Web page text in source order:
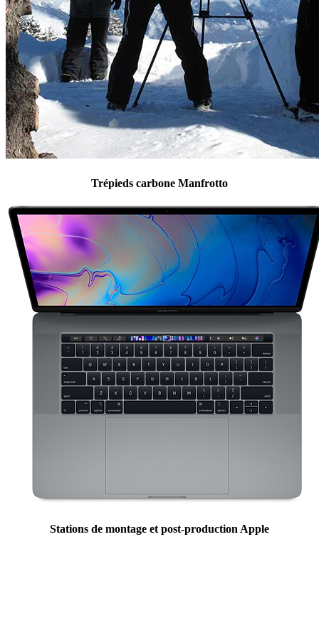
Trépieds carbone Manfrotto
Stations de montage et post-production Apple